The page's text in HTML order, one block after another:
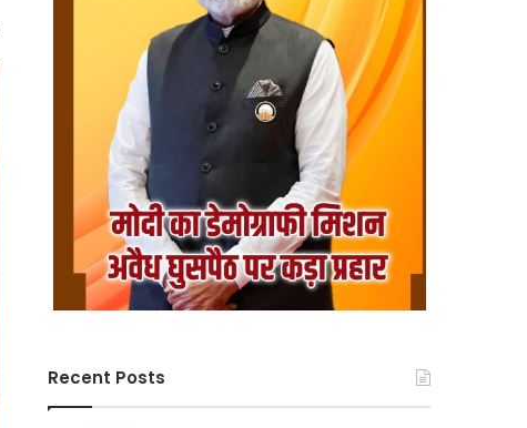
Recent Posts